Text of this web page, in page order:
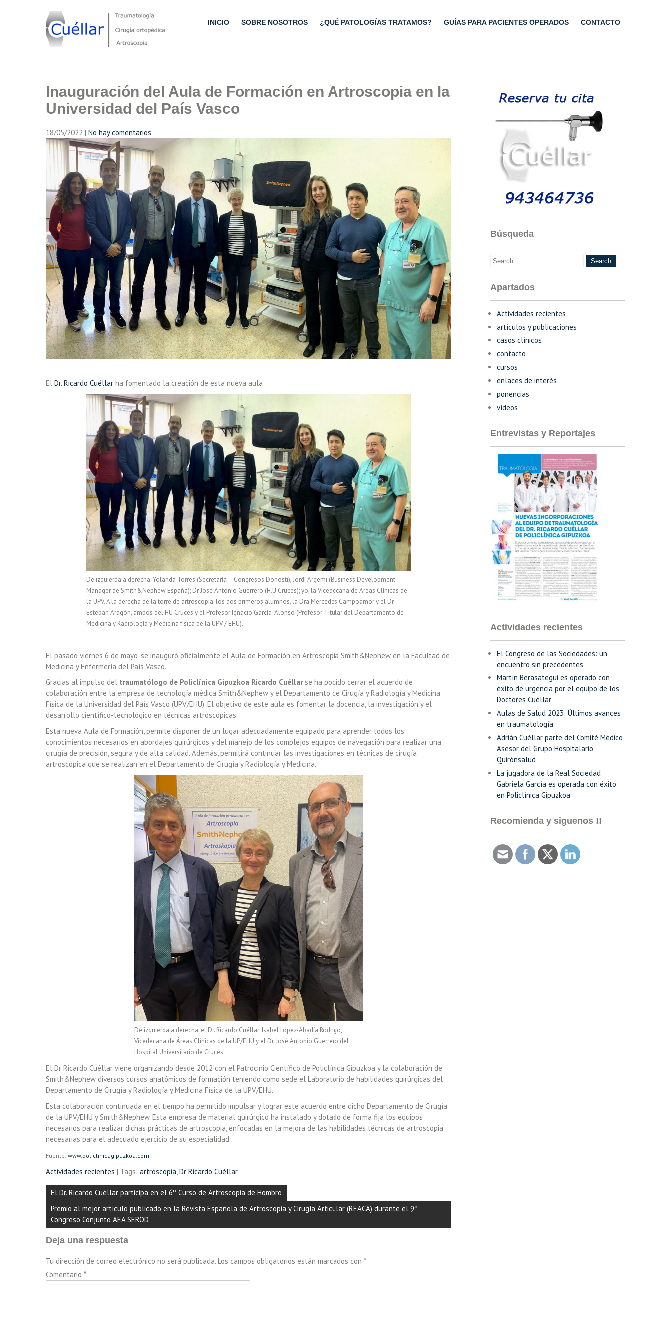
Traumatología, Cirugía ortopédica y Artroscopia
INICIO SOBRE NOSOTROS ¿QUÉ PATOLOGÍAS TRATAMOS? GUÍAS PARA PACIENTES OPERADOS CONTACTO
Inauguración del Aula de Formación en Artroscopia en la
Universidad del País Vasco
18/05/2022 | No hay comentarios
El Dr. Ricardo Cuéllar ha fomentado la creación de esta nueva aula
De izquierda a derecha: Yolanda Torres (Secretaría – Congresos Donosti), Jordi Argemi (Business Development
Manager de Smith&Nephew España); Dr José Antonio Guerrero (H.U Cruces); yo; la Vicedecana de Áreas Clínicas de
la UPV. A la derecha de la torre de artroscopia: los dos primeros alumnos, la Dra Mercedes Campoamor y el Dr
Esteban Aragón, ambos del HU Cruces y el Profesor Ignacio García-Alonso (Profesor Titular del Departamento de
Medicina y Radiología y Medicina física de la UPV / EHU).
El pasado viernes 6 de mayo, se inauguró oficialmente el Aula de Formación en Artroscopia Smith&Nephew en la Facultad de
Medicina y Enfermería del País Vasco.
Gracias al impulso del traumatólogo de Policlínica Gipuzkoa Ricardo Cuéllarse ha podido cerrar el acuerdo de
colaboración entre la empresa de tecnología médica Smith&Nephew y el Departamento de Cirugía y Radiología y Medicina
Física de la Universidad del País Vasco (UPV/EHU). El objetivo de este aula es fomentar la docencia, la investigación y el
desarrollo científico-tecnológico en técnicas artroscópicas.
Esta nueva Aula de Formación, permite disponer de un lugar adecuadamente equipado para aprender todos los
conocimientos necesarios en abordajes quirúrgicos y del manejo de los complejos equipos de navegación para realizar una
cirugía de precisión, segura y de alta calidad. Además, permitirá continuar las investigaciones en técnicas de cirugía
artroscópica que se realizan en el Departamento de Cirugía y Radiología y Medicina.
De izquierda a derecha: el Dr. Ricardo Cuéllar; Isabel López-Abadía Rodrigo,
Vicedecana de Áreas Clínicas de la UP/EHU y el Dr. José Antonio Guerrero del
Hospital Universitario de Cruces
El Dr Ricardo Cuéllar viene organizando desde 2012 con el Patrocinio Científico de Policlínica Gipuzkoa y la colaboración de
Smith&Nephew diversos cursos anatómicos de formación teniendo como sede el Laboratorio de habilidades quirúrgicas del
Departamento de Cirugía y Radiología y Medicina Física de la UPV/EHU.
Esta colaboración continuada en el tiempo ha permitido impulsar y lograr este acuerdo entre dicho Departamento de Cirugía
de la UPV/EHU y Smith&Nephew. Esta empresa de material quirúrgico ha instalado y dotado de forma fija los equipos
necesarios para realizar dichas prácticas de artroscopia, enfocadas en la mejora de las habilidades técnicas de artroscopia
necesarias para el adecuado ejercicio de su especialidad.
Fuente: www.policlinicagipuzkoa.com
Actividades recientes | Tags: artroscopia,Dr Ricardo Cuéllar
Navegación
de
entradas
El Dr. Ricardo Cuéllar participa en el 6º Curso de Artroscopia de Hombro
Premio al mejor artículo publicado en la Revista Española de Artroscopia y Cirugía Articular (REACA) durante el 9º
Congreso Conjunto AEA SEROD
Deja una respuesta
Tu dirección de correo electrónico no será publicada. Los campos obligatorios están marcados con *
Comentario *
Búsqueda
Apartados
Actividades recientes
artículos y publicaciones
casos clínicos
contacto
cursos
enlaces de interés
ponencias
vídeos
Entrevistas y Reportajes
Actividades recientes
El Congreso de las Sociedades: un
encuentro sin precedentes
Martín Berasategui es operado con
éxito de urgencia por el equipo de los
Doctores Cuéllar
Aulas de Salud 2023: Últimos avances
en traumatología
Adrián Cuéllar parte del Comité Médico
Asesor del Grupo Hospitalario
Quirónsalud
La jugadora de la Real Sociedad
Gabriela García es operada con éxito
en Policlínica Gipuzkoa
Recomienda y siguenos !!